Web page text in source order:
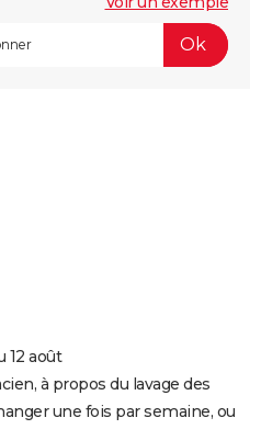
12 août
à propos du lavage des
une fois par semaine, ou